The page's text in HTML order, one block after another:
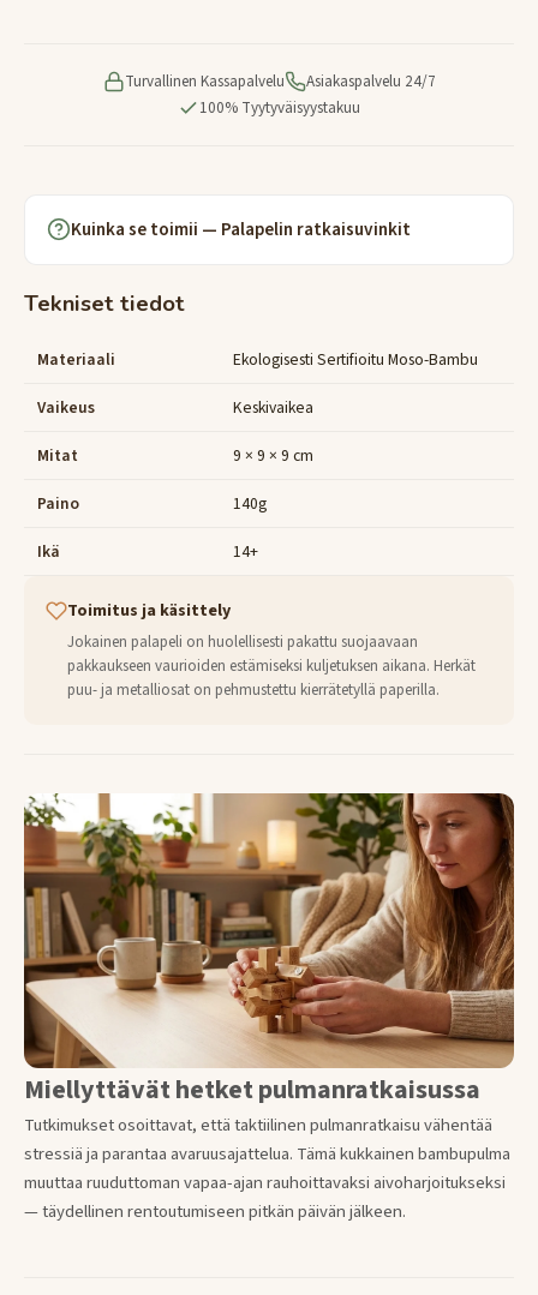
Turvallinen Kassapalvelu
Asiakaspalvelu 24/7
100% Tyytyväisyystakuu
Kuinka se toimii — Palapelin ratkaisuvinkit
Tekniset tiedot
Materiaali Ekologisesti Sertifioitu Moso-Bambu
Vaikeus Keskivaikea
Mitat 9 × 9 × 9 cm
Paino 140g
Ikä 14+
Toimitus ja käsittely
Jokainen palapeli on huolellisesti pakattu suojaavaan
pakkaukseen vaurioiden estämiseksi kuljetuksen aikana. Herkät
puu- ja metalliosat on pehmustettu kierrätetyllä paperilla.
Miellyttävät hetket pulmanratkaisussa
Tutkimukset osoittavat, että taktiilinen pulmanratkaisu vähentää
stressiä ja parantaa avaruusajattelua. Tämä kukkainen bambupulma
muuttaa ruuduttoman vapaa-ajan rauhoittavaksi aivoharjoitukseksi
— täydellinen rentoutumiseen pitkän päivän jälkeen.